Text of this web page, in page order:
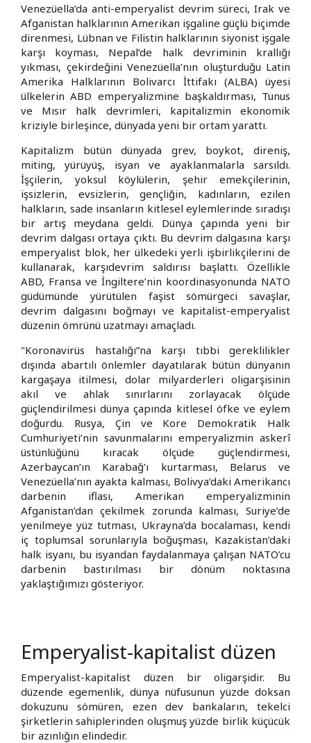
Venezüella’da anti-emperyalist devrim süreci, Irak ve
Afganistan halklarının Amerikan işgaline güçlü biçimde
direnmesi, Lübnan ve Filistin halklarının siyonist işgale
karşı koyması, Nepal’de halk devriminin krallığı
yıkması, çekirdeğini Venezüella’nın oluşturduğu Latin
Amerika Halklarının Bolivarcı İttifakı (ALBA) üyesi
ülkelerin ABD emperyalizmine başkaldırması, Tunus
ve Mısır halk devrimleri, kapitalizmin ekonomik
kriziyle birleşince, dünyada yeni bir ortam yarattı.
Kapitalizm bütün dünyada grev, boykot, direniş,
miting, yürüyüş, isyan ve ayaklanmalarla sarsıldı.
İşçilerin, yoksul köylülerin, şehir emekçilerinin,
işsizlerin, evsizlerin, gençliğin, kadınların, ezilen
halkların, sade insanların kitlesel eylemlerinde sıradışı
bir artış meydana geldi. Dünya çapında yeni bir
devrim dalgası ortaya çıktı. Bu devrim dalgasına karşı
emperyalist blok, her ülkedeki yerli işbirlikçilerini de
kullanarak, karşıdevrim saldırısı başlattı. Özellikle
ABD, Fransa ve İngiltere’nin koordinasyonunda NATO
güdümünde yürütülen faşist sömürgeci savaşlar,
devrim dalgasını boğmayı ve kapitalist-emperyalist
düzenin ömrünü uzatmayı amaçladı.
"Koronavirüs hastalığı”na karşı tıbbi gereklilikler
dışında abartılı önlemler dayatılarak bütün dünyanın
kargaşaya itilmesi, dolar milyarderleri oligarşisinin
akıl ve ahlak sınırlarını zorlayacak ölçüde
güçlendirilmesi dünya çapında kitlesel öfke ve eylem
doğurdu. Rusya, Çin ve Kore Demokratik Halk
Cumhuriyeti’nin savunmalarını emperyalizmin askerî
üstünlüğünü kıracak ölçüde güçlendirmesi,
Azerbaycan’ın Karabağ’ı kurtarması, Belarus ve
Venezüella’nın ayakta kalması, Bolivya’daki Amerikancı
darbenin iflası, Amerikan emperyalizminin
Afganistan’dan çekilmek zorunda kalması, Suriye’de
yenilmeye yüz tutması, Ukrayna’da bocalaması, kendi
iç toplumsal sorunlarıyla boğuşması, Kazakistan’daki
halk isyanı, bu isyandan faydalanmaya çalışan NATO’cu
darbenin bastırılması bir dönüm noktasına
yaklaştığımızı gösteriyor.
Emperyalist-kapitalist düzen
Emperyalist-kapitalist düzen bir oligarşidir. Bu
düzende egemenlik, dünya nüfusunun yüzde doksan
dokuzunu sömüren, ezen dev bankaların, tekelci
şirketlerin sahiplerinden oluşmuş yüzde birlik küçücük
bir azınlığın elindedir.